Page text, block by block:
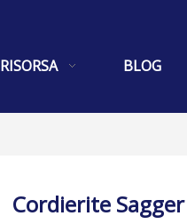
RISORSA BLOG
Cordierite